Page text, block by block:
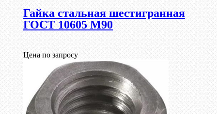
Гайка стальная шестигранная
ГОСТ 10605 М90
Цена по запросу